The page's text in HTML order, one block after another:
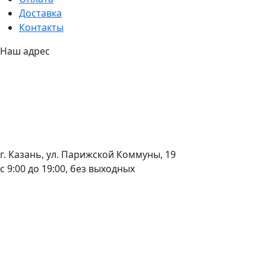
Доставка
Контакты
Наш адрес
г. Казань, ул. Парижской Коммуны, 19
с 9:00 до 19:00, без выходных